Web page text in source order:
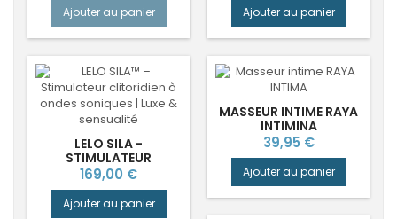
Ajouter au panier Ajouter au panier
LELO SILA -
STIMULATEUR
CLITORIDIEN À ONDES
SONIQUES
Prix
169,00 €
Ajouter au panier
MASSEUR INTIME RAYA
INTIMINA
Prix
39,95 €
Ajouter au panier